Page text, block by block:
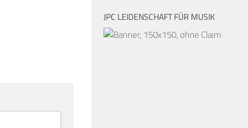
JPC LEIDENSCHAFT FÜR MUSIK